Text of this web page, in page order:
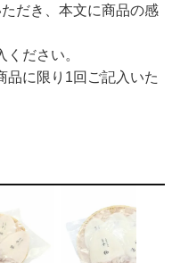
だき、本文に商品の感
ださい。
に限り1回ご記入いた